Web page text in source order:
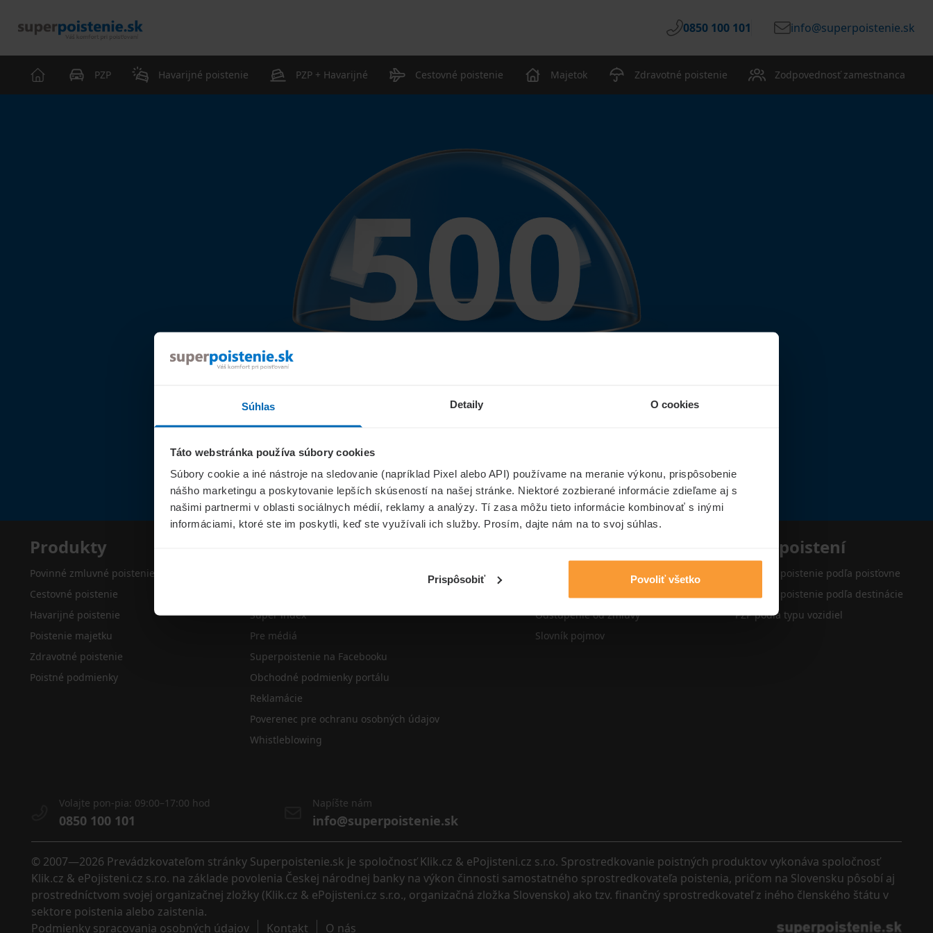
Súhlas Detaily O cookies
Táto webstránka používa súbory cookies
Súbory cookie a iné nástroje na sledovanie (napríklad Pixel alebo API) používame na meranie výkonu, prispôsobenie
nášho marketingu a poskytovanie lepších skúseností na našej stránke. Niektoré zozbierané informácie zdieľame aj s
našimi partnermi v oblasti sociálnych médií, reklamy a analýzy. Tí zasa môžu tieto informácie kombinovať s inými
informáciami, ktoré ste im poskytli, keď ste využívali ich služby. Prosím, dajte nám na to svoj súhlas.
Prispôsobiť Povoliť všetko
0850 100 101 info@superpoistenie.sk
PZP Havarijné poistenie PZP + Havarijné Cestovné poistenie Majetok Zdravotné poistenie Zodpovednosť zamestnanca
Niečo sa pokazilo...
Produkty
Povinné zmluvné poistenie
Cestovné poistenie
Havarijné poistenie
Poistenie majetku
Zdravotné poistenie
Poistné podmienky
Super index
Pre médiá
Superpoistenie na Facebooku
Obchodné podmienky portálu
Reklamácie
Poverenec pre ochranu osobných údajov
Whistleblowing
Poisťovne
Odstúpenie od zmluvy
Slovník pojmov
Typy poistení
Cestovné poistenie podľa poisťovne
Cestovné poistenie podľa destinácie
PZP podľa typu vozidiel
Volajte pon-pia: 09:00–17:00 hod
0850 100 101
Napíšte nám
info@superpoistenie.sk
© 2007—2026 Prevádzkovateľom stránky Superpoistenie.sk je spoločnosť Klik.cz & ePojisteni.cz s.r.o. Sprostredkovanie poistných produktov vykonáva spoločnosť
Klik.cz & ePojisteni.cz s.r.o. na základe povolenia Českej národnej banky na výkon činnosti samostatného sprostredkovateľa poistenia, pričom na Slovensku pôsobí aj
prostredníctvom svojej organizačnej zložky (Klik.cz & ePojisteni.cz s.r.o., organizačná zložka Slovensko) ako tzv. finančný sprostredkovateľ z iného členského štátu v
sektore poistenia alebo zaistenia.
Podmienky spracovania osobných údajov
Kontakt O nás